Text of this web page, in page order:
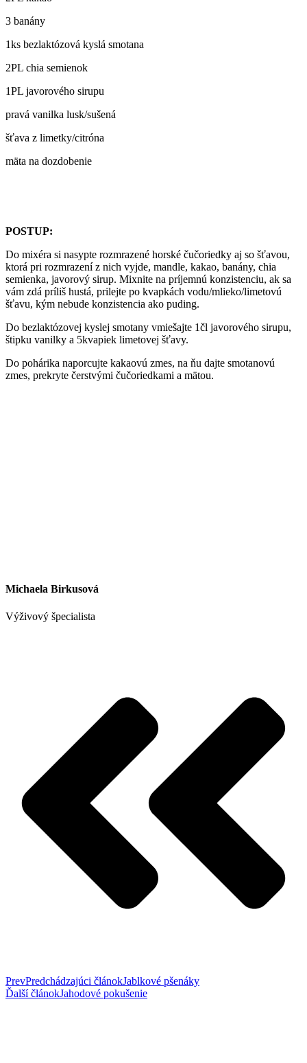
3 banány
1ks bezlaktózová kyslá smotana
2PL chia semienok
1PL javorového sirupu
pravá vanilka lusk/sušená
šťava z limetky/citróna
mäta na dozdobenie
POSTUP:
Do mixéra si nasypte rozmrazené horské čučoriedky aj so šťavou,
ktorá pri rozmrazení z nich vyjde, mandle, kakao, banány, chia
semienka, javorový sirup. Mixnite na príjemnú konzistenciu, ak sa
vám zdá príliš hustá, prilejte po kvapkách vodu/mlieko/limetovú
šťavu, kým nebude konzistencia ako puding.
Do bezlaktózovej kyslej smotany vmiešajte 1čl javorového sirupu,
štipku vanilky a 5kvapiek limetovej šťavy.
Do pohárika naporcujte kakaovú zmes, na ňu dajte smotanovú
zmes, prekryte čerstvými čučoriedkami a mätou.
Michaela Birkusová
Výživový špecialista
PrevPredchádzajúci článokJablkové pšenáky
Ďalší článokJahodové pokušenie